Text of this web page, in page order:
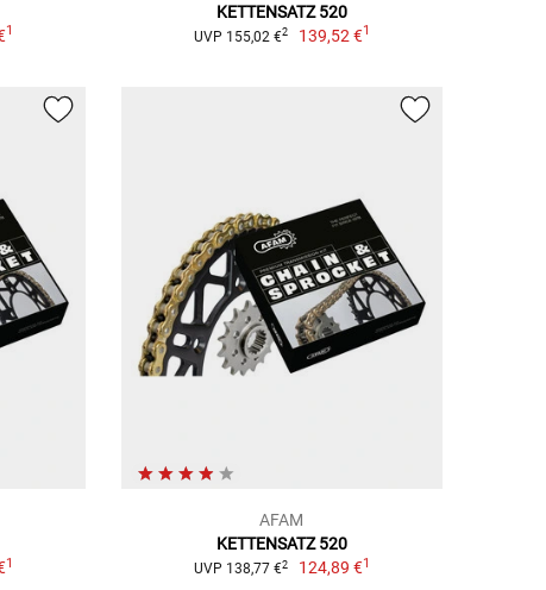
1
KETTENSATZ 520
UVP 155,02 €2 139,52 €1
1
AFAM
KETTENSATZ 520
UVP 138,77 €2 124,89 €1